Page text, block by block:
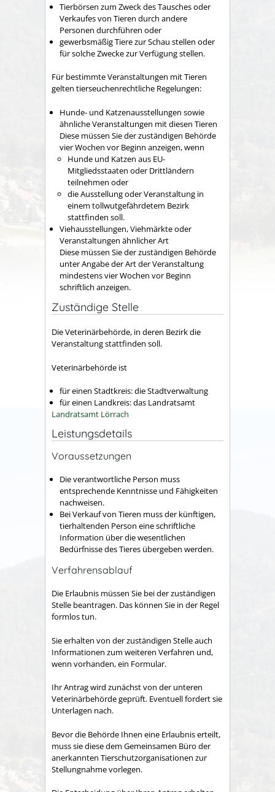
Tierbörsen zum Zweck des Tausches oder
Verkaufes von Tieren durch andere
Personen durchführen oder
gewerbsmäßig Tiere zur Schau stellen oder
für solche Zwecke zur Verfügung stellen.
Für bestimmte Veranstaltungen mit Tieren
gelten tierseuchenrechtliche Regelungen:
Hunde- und Katzenausstellungen sowie
ähnliche Veranstaltungen mit diesen Tieren
Diese müssen Sie der zuständigen Behörde
vier Wochen vor Beginn anzeigen, wenn
Hunde und Katzen aus EU-
Mitgliedsstaaten oder Drittländern
teilnehmen oder
die Ausstellung oder Veranstaltung in
einem tollwutgefährdetem Bezirk
stattfinden soll.
Viehausstellungen, Viehmärkte oder
Veranstaltungen ähnlicher Art
Diese müssen Sie der zuständigen Behörde
unter Angabe der Art der Veranstaltung
mindestens vier Wochen vor Beginn
schriftlich anzeigen.
Zuständige Stelle
Die Veterinärbehörde, in deren Bezirk die
Veranstaltung stattfinden soll.
Veterinärbehörde ist
für einen Stadtkreis: die Stadtverwaltung
für einen Landkreis: das Landratsamt
Landratsamt Lörrach
Leistungsdetails
Voraussetzungen
Die verantwortliche Person muss
entsprechende Kenntnisse und Fähigkeiten
nachweisen.
Bei Verkauf von Tieren muss der künftigen,
tierhaltenden Person eine schriftliche
Information über die wesentlichen
Bedürfnisse des Tieres übergeben werden.
Verfahrensablauf
Die Erlaubnis müssen Sie bei der zuständigen
Stelle beantragen. Das können Sie in der Regel
formlos tun.
Sie erhalten von der zuständigen Stelle auch
Informationen zum weiteren Verfahren und,
wenn vorhanden, ein Formular.
Ihr Antrag wird zunächst von der unteren
Veterinärbehörde geprüft. Eventuell fordert sie
Unterlagen nach.
Bevor die Behörde Ihnen eine Erlaubnis erteilt,
muss sie diese dem Gemeinsamen Büro der
anerkannten Tierschutzorganisationen zur
Stellungnahme vorlegen.